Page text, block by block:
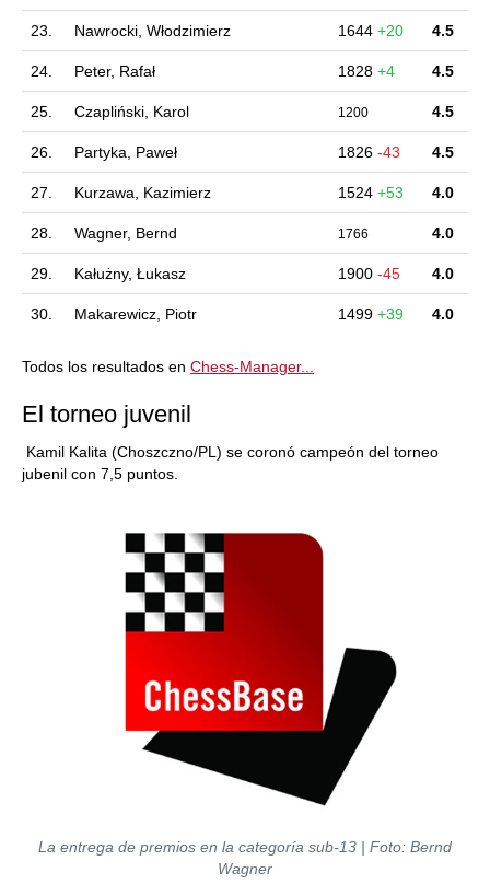
23. Nawrocki, Włodzimierz 1644 +20 4.5
24. Peter, Rafał 1828 +4 4.5
25. Czapliński, Karol 1200 4.5
26. Partyka, Paweł 1826 -43 4.5
27. Kurzawa, Kazimierz 1524 +53 4.0
28. Wagner, Bernd 1766 4.0
29. Kałużny, Łukasz 1900 -45 4.0
30. Makarewicz, Piotr 1499 +39 4.0
Todos los resultados en Chess-Manager...
El torneo juvenil
Kamil Kalita (Choszczno/PL) se coronó campeón del torneo
jubenil con 7,5 puntos.
La entrega de premios en la categoría sub-13 | Foto: Bernd
Wagner